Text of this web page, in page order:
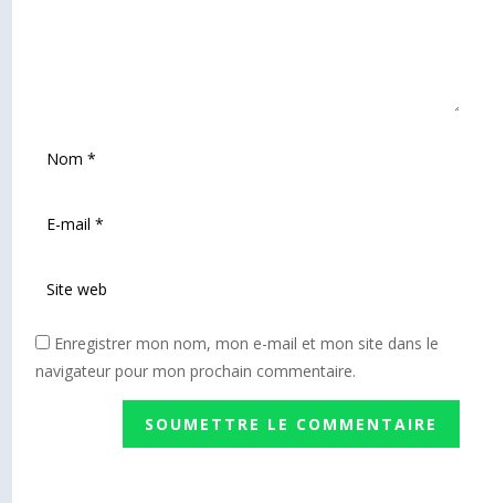
Enregistrer mon nom, mon e-mail et mon site dans le
navigateur pour mon prochain commentaire.
SOUMETTRE LE COMMENTAIRE